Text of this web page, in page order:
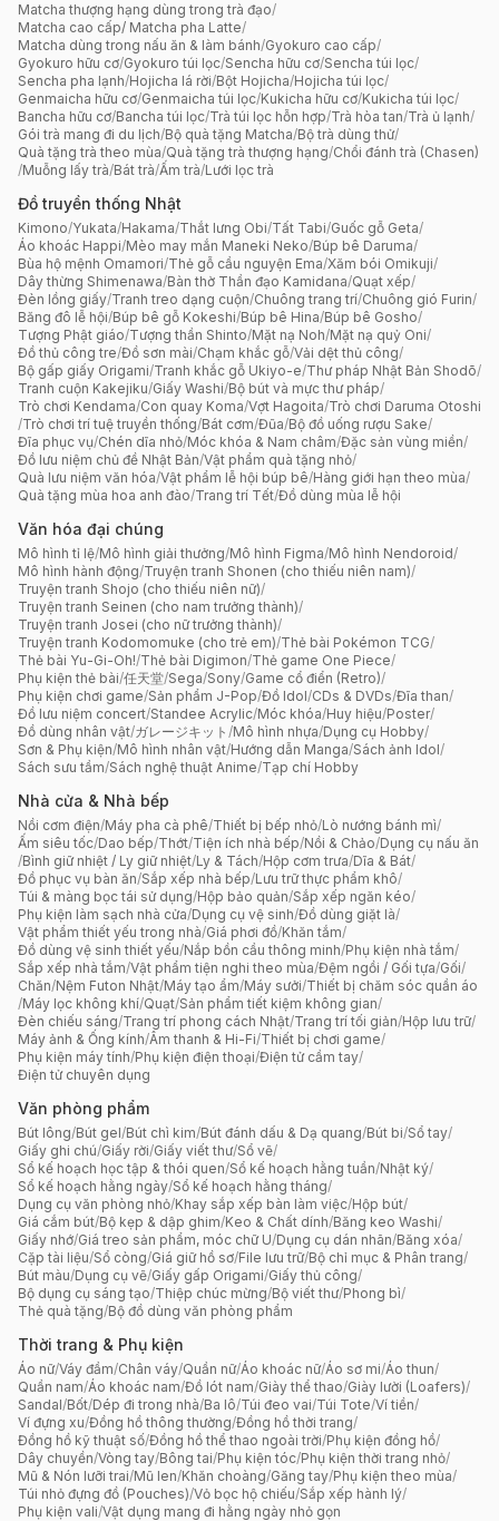
Matcha thượng hạng dùng trong trà đạo/
Matcha cao cấp/ Matcha pha Latte/
Matcha dùng trong nấu ăn & làm bánh/Gyokuro cao cấp/
Gyokuro hữu cơ/Gyokuro túi lọc/Sencha hữu cơ/Sencha túi lọc/
Sencha pha lạnh/Hojicha lá rời/Bột Hojicha/Hojicha túi lọc/
Genmaicha hữu cơ/Genmaicha túi lọc/Kukicha hữu cơ/Kukicha túi lọc/
Bancha hữu cơ/Bancha túi lọc/Trà túi lọc hỗn hợp/Trà hòa tan/Trà ủ lạnh/
Gói trà mang đi du lịch/Bộ quà tặng Matcha/Bộ trà dùng thử/
Quà tặng trà theo mùa/Quà tặng trà thượng hạng/Chổi đánh trà (Chasen)
/Muỗng lấy trà/Bát trà/Ấm trà/Lưới lọc trà
Đồ truyền thống Nhật
Kimono/Yukata/Hakama/Thắt lưng Obi/Tất Tabi/Guốc gỗ Geta/
Áo khoác Happi/Mèo may mắn Maneki Neko/Búp bê Daruma/
Bùa hộ mệnh Omamori/Thẻ gỗ cầu nguyện Ema/Xăm bói Omikuji/
Dây thừng Shimenawa/Bàn thờ Thần đạo Kamidana/Quạt xếp/
Đèn lồng giấy/Tranh treo dạng cuộn/Chuông trang trí/Chuông gió Furin/
Băng đô lễ hội/Búp bê gỗ Kokeshi/Búp bê Hina/Búp bê Gosho/
Tượng Phật giáo/Tượng thần Shinto/Mặt nạ Noh/Mặt nạ quỷ Oni/
Đồ thủ công tre/Đồ sơn mài/Chạm khắc gỗ/Vải dệt thủ công/
Bộ gấp giấy Origami/Tranh khắc gỗ Ukiyo-e/Thư pháp Nhật Bản Shodō/
Tranh cuộn Kakejiku/Giấy Washi/Bộ bút và mực thư pháp/
Trò chơi Kendama/Con quay Koma/Vợt Hagoita/Trò chơi Daruma Otoshi
/Trò chơi trí tuệ truyền thống/Bát cơm/Đũa/Bộ đồ uống rượu Sake/
Đĩa phục vụ/Chén dĩa nhỏ/Móc khóa & Nam châm/Đặc sản vùng miền/
Đồ lưu niệm chủ đề Nhật Bản/Vật phẩm quà tặng nhỏ/
Quà lưu niệm văn hóa/Vật phẩm lễ hội búp bê/Hàng giới hạn theo mùa/
Quà tặng mùa hoa anh đào/Trang trí Tết/Đồ dùng mùa lễ hội
Văn hóa đại chúng
Mô hình tỉ lệ/Mô hình giải thưởng/Mô hình Figma/Mô hình Nendoroid/
Mô hình hành động/Truyện tranh Shonen (cho thiếu niên nam)/
Truyện tranh Shojo (cho thiếu niên nữ)/
Truyện tranh Seinen (cho nam trưởng thành)/
Truyện tranh Josei (cho nữ trưởng thành)/
Truyện tranh Kodomomuke (cho trẻ em)/Thẻ bài Pokémon TCG/
Thẻ bài Yu-Gi-Oh!/Thẻ bài Digimon/Thẻ game One Piece/
Phụ kiện thẻ bài/任天堂/Sega/Sony/Game cổ điển (Retro)/
Phụ kiện chơi game/Sản phẩm J-Pop/Đồ Idol/CDs & DVDs/Đĩa than/
Đồ lưu niệm concert/Standee Acrylic/Móc khóa/Huy hiệu/Poster/
Đồ dùng nhân vật/ガレージキット /Mô hình nhựa/Dụng cụ Hobby/
Sơn & Phụ kiện/Mô hình nhân vật/Hướng dẫn Manga/Sách ảnh Idol/
Sách sưu tầm/Sách nghệ thuật Anime/Tạp chí Hobby
Nhà cửa & Nhà bếp
Nồi cơm điện/Máy pha cà phê/Thiết bị bếp nhỏ/Lò nướng bánh mì/
Ấm siêu tốc/Dao bếp/Thớt/Tiện ích nhà bếp/Nồi & Chảo/Dụng cụ nấu ăn
/Bình giữ nhiệt / Ly giữ nhiệt/Ly & Tách/Hộp cơm trưa/Dĩa & Bát/
Đồ phục vụ bàn ăn/Sắp xếp nhà bếp/Lưu trữ thực phẩm khô/
Túi & màng bọc tái sử dụng/Hộp bảo quản/Sắp xếp ngăn kéo/
Phụ kiện làm sạch nhà cửa/Dụng cụ vệ sinh/Đồ dùng giặt là/
Vật phẩm thiết yếu trong nhà/Giá phơi đồ/Khăn tắm/
Đồ dùng vệ sinh thiết yếu/Nắp bồn cầu thông minh/Phụ kiện nhà tắm/
Sắp xếp nhà tắm/Vật phẩm tiện nghi theo mùa/Đệm ngồi / Gối tựa/Gối/
Chăn/Nệm Futon Nhật/Máy tạo ẩm/Máy sưởi/Thiết bị chăm sóc quần áo
/Máy lọc không khí/Quạt/Sản phẩm tiết kiệm không gian/
Đèn chiếu sáng/Trang trí phong cách Nhật/Trang trí tối giản/Hộp lưu trữ/
Máy ảnh & Ống kính/Âm thanh & Hi-Fi/Thiết bị chơi game/
Phụ kiện máy tính/Phụ kiện điện thoại/Điện tử cầm tay/
Điện tử chuyên dụng
Văn phòng phẩm
Bút lông/Bút gel/Bút chì kim/Bút đánh dấu & Dạ quang/Bút bi/Sổ tay/
Giấy ghi chú/Giấy rời/Giấy viết thư/Sổ vẽ/
Sổ kế hoạch học tập & thói quen/Sổ kế hoạch hằng tuần/Nhật ký/
Sổ kế hoạch hằng ngày/Sổ kế hoạch hằng tháng/
Dụng cụ văn phòng nhỏ/Khay sắp xếp bàn làm việc/Hộp bút/
Giá cắm bút/Bộ kẹp & dập ghim/Keo & Chất dính/Băng keo Washi/
Giấy nhớ/Giá treo sản phẩm, móc chữ U/Dụng cụ dán nhãn/Băng xóa/
Cặp tài liệu/Sổ còng/Giá giữ hồ sơ/File lưu trữ/Bộ chỉ mục & Phân trang/
Bút màu/Dụng cụ vẽ/Giấy gấp Origami/Giấy thủ công/
Bộ dụng cụ sáng tạo/Thiệp chúc mừng/Bộ viết thư/Phong bì/
Thẻ quà tặng/Bộ đồ dùng văn phòng phẩm
Thời trang & Phụ kiện
Áo nữ/Váy đầm/Chân váy/Quần nữ/Áo khoác nữ/Áo sơ mi/Áo thun/
Quần nam/Áo khoác nam/Đồ lót nam/Giày thể thao/Giày lười (Loafers)/
Sandal/Bốt/Dép đi trong nhà/Ba lô/Túi đeo vai/Túi Tote/Ví tiền/
Ví đựng xu/Đồng hồ thông thường/Đồng hồ thời trang/
Đồng hồ kỹ thuật số/Đồng hồ thể thao ngoài trời/Phụ kiện đồng hồ/
Dây chuyền/Vòng tay/Bông tai/Phụ kiện tóc/Phụ kiện thời trang nhỏ/
Mũ & Nón lưỡi trai/Mũ len/Khăn choàng/Găng tay/Phụ kiện theo mùa/
Túi nhỏ đựng đồ (Pouches)/Vỏ bọc hộ chiếu/Sắp xếp hành lý/
Phụ kiện vali/Vật dụng mang đi hằng ngày nhỏ gọn